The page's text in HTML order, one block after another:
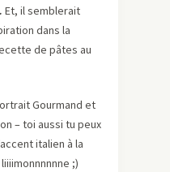
Et, il semblerait
dans la
de pâtes au
Gourmand et
– toi aussi tu peux
italien à la
;)